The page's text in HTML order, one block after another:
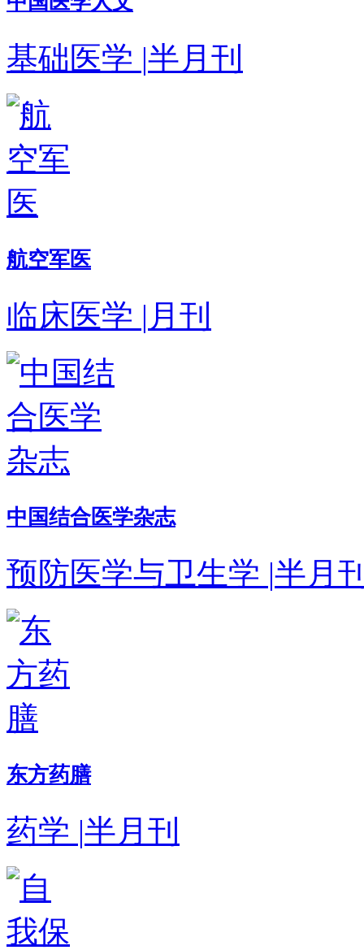
基础医学 |半月刊
航空军医
临床医学 | 月刊
中国结合医学杂志
预防医学与卫生学 |半月
东方药膳
药学 |半月刊